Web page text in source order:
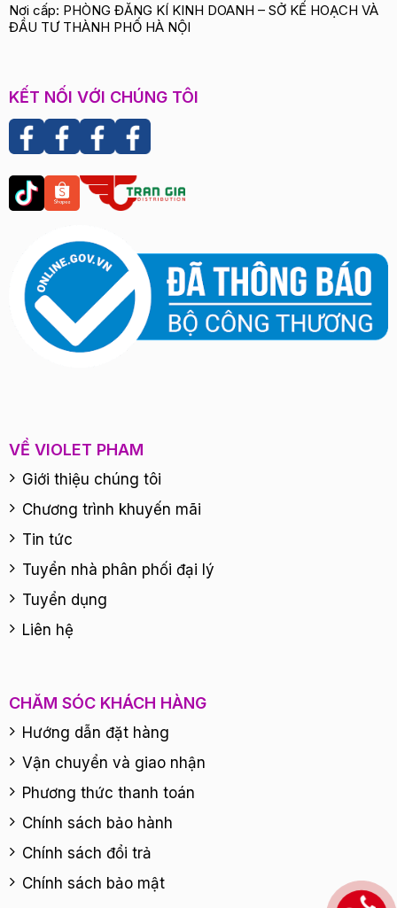
Nơi cấp: PHÒNG ĐĂNG KÍ KINH DOANH – SỞ KẾ HOẠCH VÀ
ĐẦU TƯ THÀNH PHỐ HÀ NỘI
KẾT NỐI VỚI CHÚNG TÔI
VỀ VIOLET PHAM
Giới thiệu chúng tôi
Chương trình khuyến mãi
Tin tức
Tuyển nhà phân phối đại lý
Tuyển dụng
Liên hệ
CHĂM SÓC KHÁCH HÀNG
Hướng dẫn đặt hàng
Vận chuyển và giao nhận
Phương thức thanh toán
Chính sách bảo hành
Chính sách đổi trả
Chính sách bảo mật